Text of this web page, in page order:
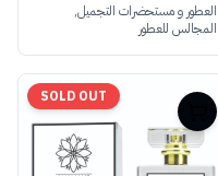
العطور و مستحضرات التجميل,
المجالس للعطور
SOLD OUT